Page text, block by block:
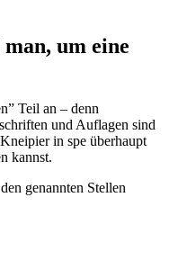
um eine
Teil an – denn
und Auflagen sind
in spe überhaupt
kannst.
genannten Stellen